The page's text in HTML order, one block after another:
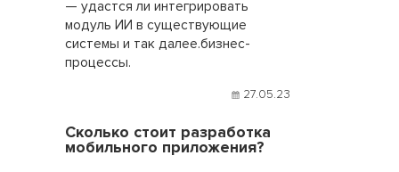
— удастся ли интегрировать
модуль ИИ в существующие
системы и так далее.бизнес-
процессы.
27.05.23
Сколько стоит разработка
мобильного приложения?